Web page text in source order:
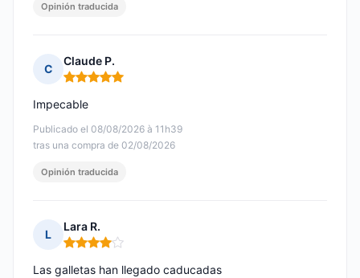
Opinión traducida
C
Claude P.
Nota: 5 de 5
Publicado el 08/08/2026 à 11h39
tras una compra de 02/08/2026
Impecable
Opinión traducida
L
Lara R.
Nota: 4 de 5
Las galletas han llegado caducadas